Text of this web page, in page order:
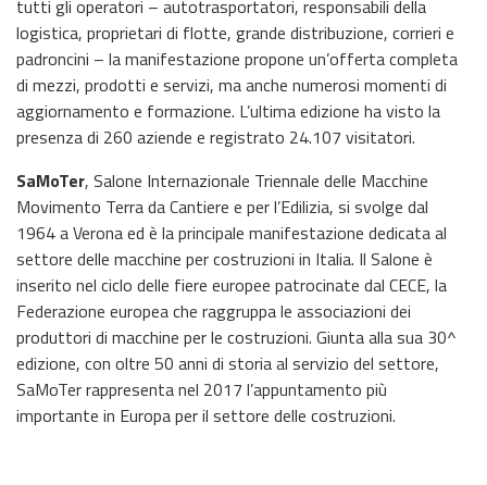
tutti gli operatori – autotrasportatori, responsabili della
logistica, proprietari di flotte, grande distribuzione, corrieri e
padroncini – la manifestazione propone un’offerta completa
di mezzi, prodotti e servizi, ma anche numerosi momenti di
aggiornamento e formazione. L’ultima edizione ha visto la
presenza di 260 aziende e registrato 24.107 visitatori.
SaMoTer, Salone Internazionale Triennale delle Macchine
Movimento Terra da Cantiere e per l’Edilizia, si svolge dal
1964 a Verona ed è la principale manifestazione dedicata al
settore delle macchine per costruzioni in Italia. Il Salone è
inserito nel ciclo delle fiere europee patrocinate dal CECE, la
Federazione europea che raggruppa le associazioni dei
produttori di macchine per le costruzioni. Giunta alla sua 30^
edizione, con oltre 50 anni di storia al servizio del settore,
SaMoTer rappresenta nel 2017 l’appuntamento più
importante in Europa per il settore delle costruzioni.